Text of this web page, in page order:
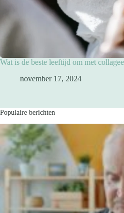
Wat is de beste leeftijd om met
november 17, 2024
Populaire berichten